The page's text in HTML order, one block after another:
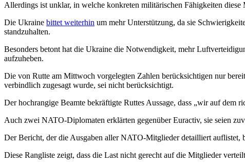
Allerdings ist unklar, in welche konkreten militärischen Fähigkeiten
Die Ukraine bittet weiterhin um mehr Unterstützung, da sie
standzuhalten.
Besonders betont hat die Ukraine die Notwendigkeit, mehr
aufzuheben.
Die von Rutte am Mittwoch vorgelegten Zahlen berücksichtigen nur
verbindlich zugesagt wurde, sei nicht berücksichtigt.
Der hochrangige Beamte bekräftigte Ruttes Aussage, dass „wir auf
Auch zwei NATO-Diplomaten erklärten gegenüber Euractiv, sie seien
Der Bericht, der die Ausgaben aller NATO-Mitglieder detailliert auflistet,
Diese Rangliste zeigt, dass die Last nicht gerecht auf die Mitglieder